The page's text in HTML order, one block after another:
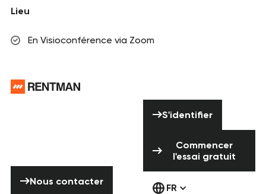
Lieu
En Visioconférence via Zoom
Nous contacter
S'identifier
Commencer
l'essai gratuit
FR